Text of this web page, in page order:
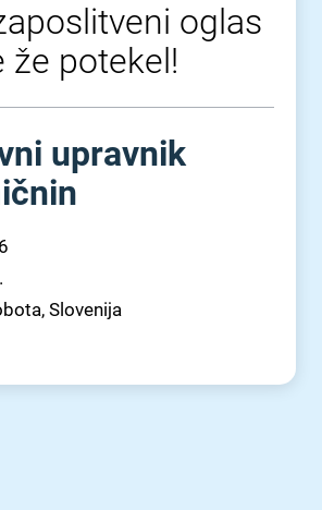
oglas
že potekel!
upravnik
Slovenija